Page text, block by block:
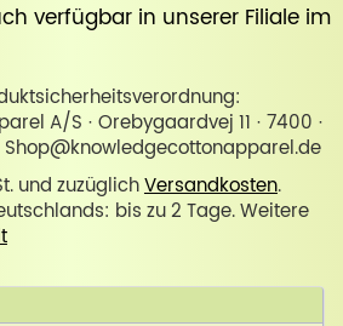
verfügbar in unserer Filiale im
A/S · Orebygaardvej 11 · 7400 ·
Shop@knowledgecottonapparel.de
und zuzüglichVersandkosten.
bis zu 2 Tage. Weitere